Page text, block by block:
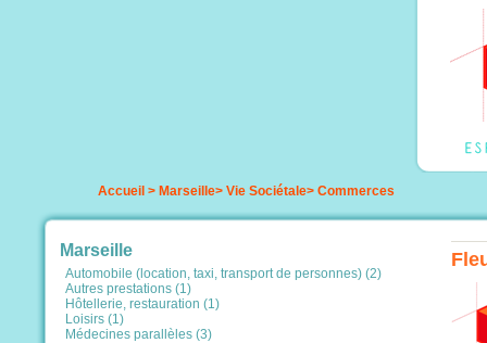
Accueil > Marseille> Vie Sociétale> Commerces
Marseille
Automobile (location, taxi, transport de personnes) (2)
Autres prestations (1)
Hôtellerie, restauration (1)
Loisirs (1)
Médecines parallèles (3)